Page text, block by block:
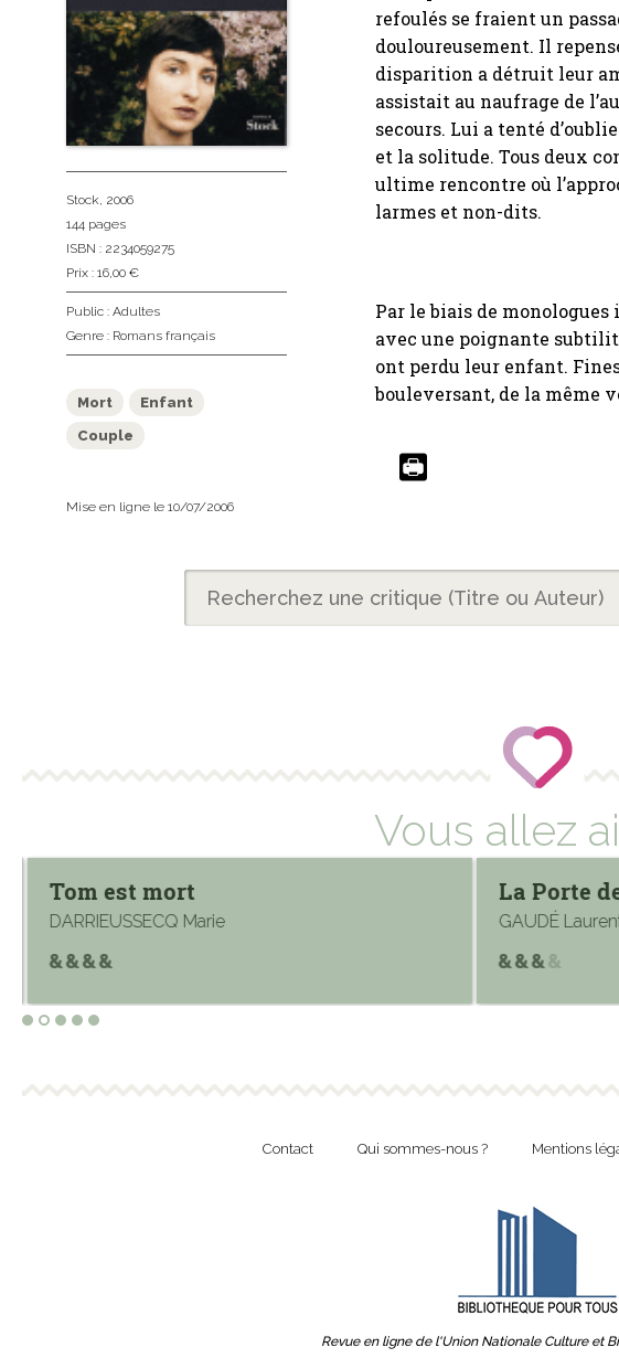
refoulés se fraient un
douloureusement. Il
disparition a détruit leur
assistait au naufrage de
secours. Lui a tenté
et la solitude. Tous deux
ultime rencontre où
larmes et non-dits.
Par le biais de
avec une poignante
ont perdu leur enfant.
bouleversant, de la même
Stock , 2006
144 pages
ISBN : 2234059275
Prix : 16,00 €
Public : Adultes
Genre : Romans français
Mort
Enfant
Couple
Mise en ligne le 10/07/2006
Vous allez
Tom est mort
DARRIEUSSECQ Marie
La Porte
GAUDÉ
Contact Qui sommes-nous ? Mentions
Revue en ligne de l'Union Nationale Culture et